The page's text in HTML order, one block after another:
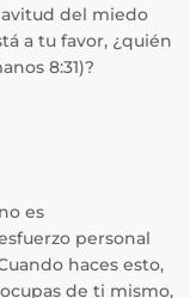
del miedo
a tu favor, ¿quién
8:31)?
es
personal
haces esto,
de ti mismo,